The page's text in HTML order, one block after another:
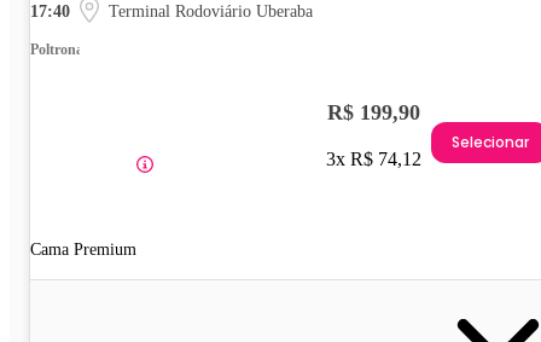
17:40 Terminal Rodoviário Uberaba
Poltrona
Cama Premium
R$ 199,90
3x R$ 74,12
Selecionar